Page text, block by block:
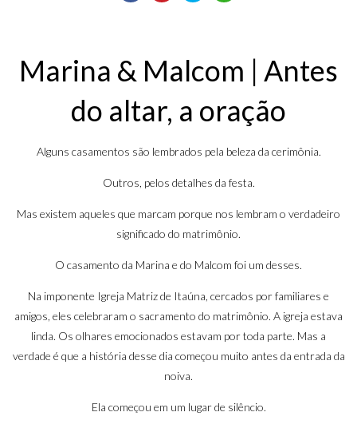
Marina & Malcom | Antes
do altar, a oração
Alguns casamentos são lembrados pela beleza da cerimônia.
Outros, pelos detalhes da festa.
Mas existem aqueles que marcam porque nos lembram o verdadeiro
significado do matrimônio.
O casamento da Marina e do Malcom foi um desses.
Na imponente Igreja Matriz de Itaúna, cercados por familiares e
amigos, eles celebraram o sacramento do matrimônio. A igreja estava
linda. Os olhares emocionados estavam por toda parte. Mas a
verdade é que a história desse dia começou muito antes da entrada da
noiva.
Ela começou em um lugar de silêncio.